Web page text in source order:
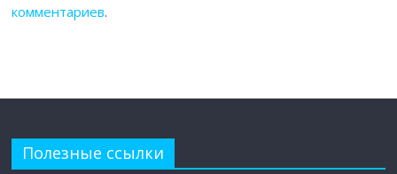
комментариев.
Полезные ссылки